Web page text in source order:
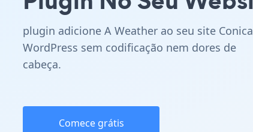
plugin adicione A Weather ao seu site
WordPress sem codificação nem dores de
cabeça.
Comece grátis